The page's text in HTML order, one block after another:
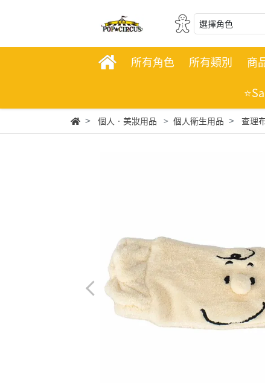
選擇角色
所有角色 所有類別 商
個人‧美妝用品 個人衛生用品 查理